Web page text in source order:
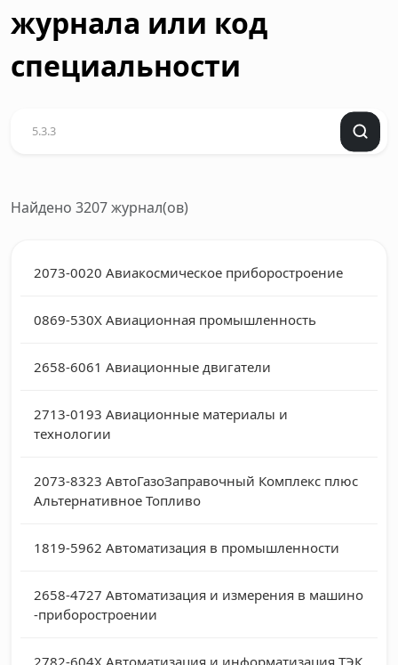
журнала или код
специальности
Найдено 3207 журнал(ов)
2073-0020 Авиакосмическое приборостроение
0869-530X Авиационная промышленность
2658-6061 Авиационные двигатели
2713-0193 Авиационные материалы и
технологии
2073-8323 АвтоГазоЗаправочный Комплекс плюс
Альтернативное Топливо
1819-5962 Автоматизация в промышленности
2658-4727 Автоматизация и измерения в машино
-приборостроении
2782-604X Автоматизация и информатизация ТЭК